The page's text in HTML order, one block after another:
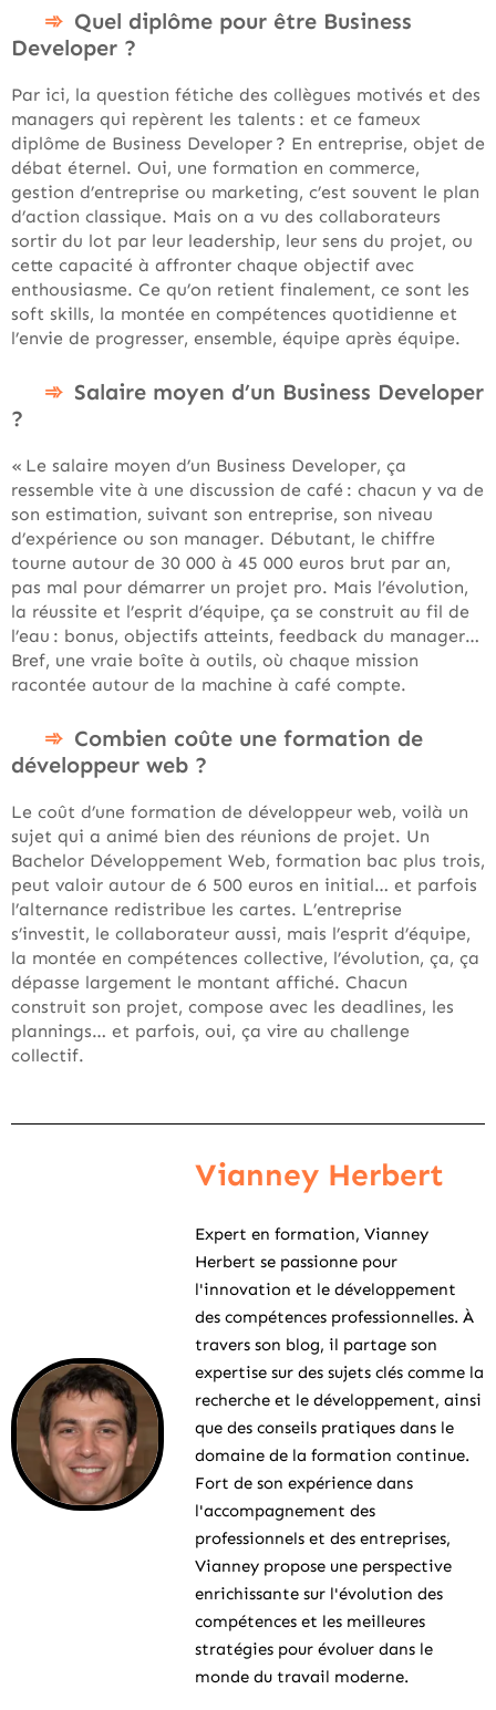
Quel diplôme pour être Business
Developer ?
Par ici, la question fétiche des collègues motivés et des
managers qui repèrent les talents : et ce fameux
diplôme de Business Developer ? En entreprise, objet de
débat éternel. Oui, une formation en commerce,
gestion d’entreprise ou marketing, c’est souvent le plan
d’action classique. Mais on a vu des collaborateurs
sortir du lot par leur leadership, leur sens du projet, ou
cette capacité à affronter chaque objectif avec
enthousiasme. Ce qu’on retient finalement, ce sont les
soft skills, la montée en compétences quotidienne et
l’envie de progresser, ensemble, équipe après équipe.
Salaire moyen d’un Business Developer
?
« Le salaire moyen d’un Business Developer, ça
ressemble vite à une discussion de café : chacun y va de
son estimation, suivant son entreprise, son niveau
d’expérience ou son manager. Débutant, le chiffre
tourne autour de 30 000 à 45 000 euros brut par an,
pas mal pour démarrer un projet pro. Mais l’évolution,
la réussite et l’esprit d’équipe, ça se construit au fil de
l’eau : bonus, objectifs atteints, feedback du manager…
Bref, une vraie boîte à outils, où chaque mission
racontée autour de la machine à café compte.
Combien coûte une formation de
développeur web ?
Le coût d’une formation de développeur web, voilà un
sujet qui a animé bien des réunions de projet. Un
Bachelor Développement Web, formation bac plus trois,
peut valoir autour de 6 500 euros en initial… et parfois
l’alternance redistribue les cartes. L’entreprise
s’investit, le collaborateur aussi, mais l’esprit d’équipe,
la montée en compétences collective, l’évolution, ça, ça
dépasse largement le montant affiché. Chacun
construit son projet, compose avec les deadlines, les
plannings… et parfois, oui, ça vire au challenge
collectif.
Vianney Herbert
Expert en formation, Vianney
Herbert se passionne pour
l'innovation et le développement
des compétences professionnelles. À
travers son blog, il partage son
expertise sur des sujets clés comme la
recherche et le développement, ainsi
que des conseils pratiques dans le
domaine de la formation continue.
Fort de son expérience dans
l'accompagnement des
professionnels et des entreprises,
Vianney propose une perspective
enrichissante sur l'évolution des
compétences et les meilleures
stratégies pour évoluer dans le
monde du travail moderne.